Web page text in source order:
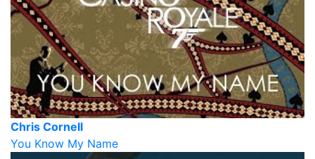
Chris Cornell
You Know My Name